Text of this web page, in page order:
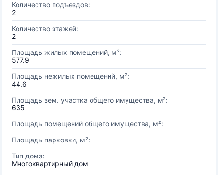
Количество подъездов:
2
Количество этажей:
2
Площадь жилых помещений, м²:
577.9
Площадь нежилых помещений, м²:
44.6
Площадь зем. участка общего имущества, м²:
635
Площадь помещений общего имущества, м²:
Площадь парковки, м²:
Тип дома:
Многоквартирный дом